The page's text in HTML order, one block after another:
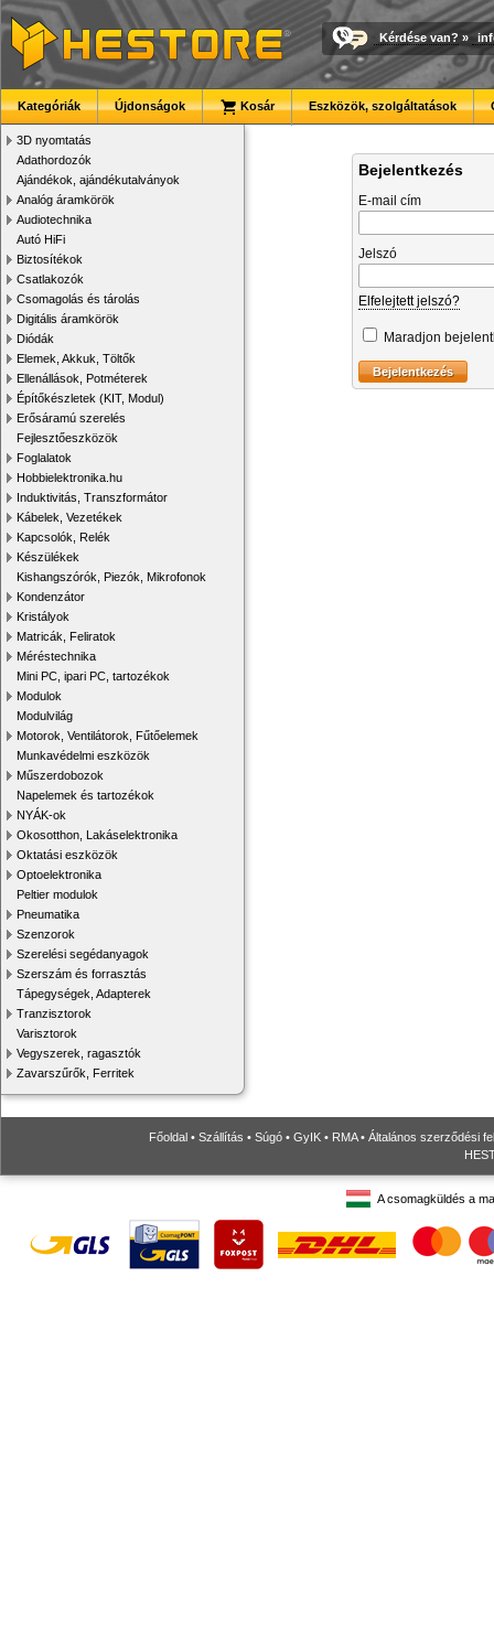
Kérdése van? »
Kategóriák Újdonságok Kosár Eszközök, szolgáltatások
3D nyomtatás
Adathordozók
Ajándékok, ajándékutalványok
Analóg áramkörök
Audiotechnika
Autó HiFi
Biztosítékok
Csatlakozók
Csomagolás és tárolás
Digitális áramkörök
Diódák
Elemek, Akkuk, Töltők
Ellenállások, Potméterek
Építőkészletek (KIT, Modul)
Erősáramú szerelés
Fejlesztőeszközök
Foglalatok
Hobbielektronika.hu
Induktivitás, Transzformátor
Kábelek, Vezetékek
Kapcsolók, Relék
Készülékek
Kishangszórók, Piezók, Mikrofonok
Kondenzátor
Kristályok
Matricák, Feliratok
Méréstechnika
Mini PC, ipari PC, tartozékok
Modulok
Modulvilág
Motorok, Ventilátorok, Fűtőelemek
Munkavédelmi eszközök
Műszerdobozok
Napelemek és tartozékok
NYÁK-ok
Okosotthon, Lakáselektronika
Oktatási eszközök
Optoelektronika
Peltier modulok
Pneumatika
Szenzorok
Szerelési segédanyagok
Szerszám és forrasztás
Tápegységek, Adapterek
Tranzisztorok
Varisztorok
Vegyszerek, ragasztók
Zavarszűrők, Ferritek
Bejelentkezés
E-mail cím
Jelszó
Elfelejtett jelszó?
Maradjon
Főoldal • Szállítás • Súgó • GyIK • RMA• Általános szerződési
A csomagküldés a